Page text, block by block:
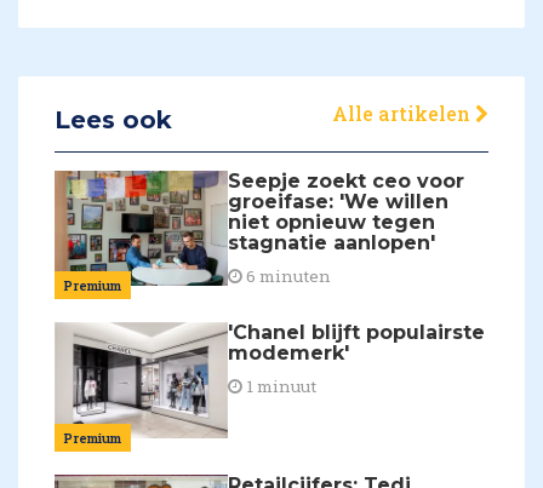
Lees ook Alle artikelen
Premium
Seepje zoekt ceo voor
groeifase: 'We willen
niet opnieuw tegen
stagnatie aanlopen'
6 minuten
Premium
'Chanel blijft populairste
modemerk'
1 minuut